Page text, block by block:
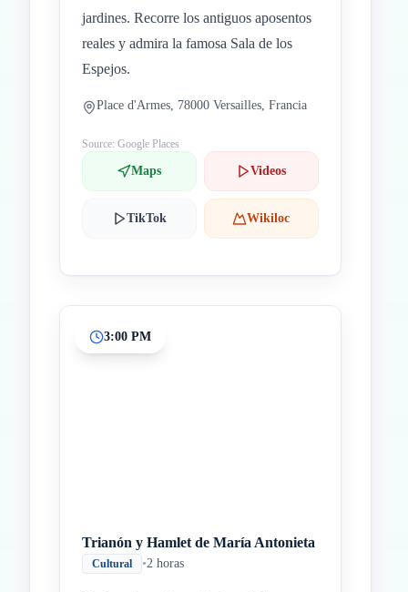
jardines. Recorre los antiguos aposentos
reales y admira la famosa Sala de los
Espejos.
Place d'Armes, 78000 Versailles, Francia
Source: Google Places
Maps Videos
TikTok Wikiloc
3:00 PM
Trianón y Hamlet de María Antonieta
Cultural •2 horas